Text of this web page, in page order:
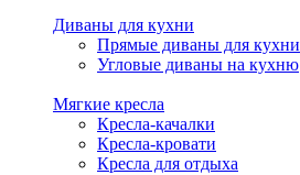
Диваны для кухни
Прямые диваны для кухни
Угловые диваны на кухню
Мягкие кресла
Кресла-качалки
Кресла-кровати
Кресла для отдыха